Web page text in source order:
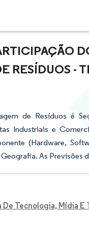
RESÍDUOS -
de Resíduos é
Industriais e
(Hardware,
As Previsões
De Tecnologia, Mídia